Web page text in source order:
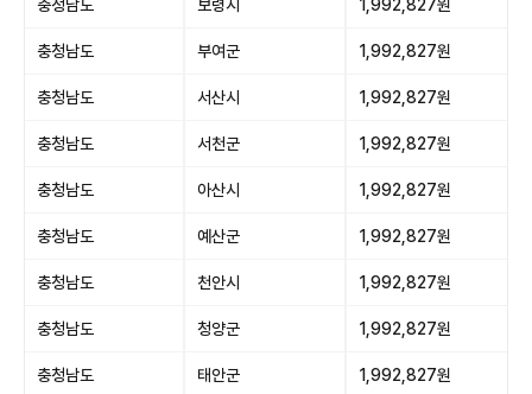
충청남도 보령시 1,992,827원
충청남도 부여군 1,992,827원
충청남도 서산시 1,992,827원
충청남도 서천군 1,992,827원
충청남도 아산시 1,992,827원
충청남도 예산군 1,992,827원
충청남도 천안시 1,992,827원
충청남도 청양군 1,992,827원
충청남도 태안군 1,992,827원